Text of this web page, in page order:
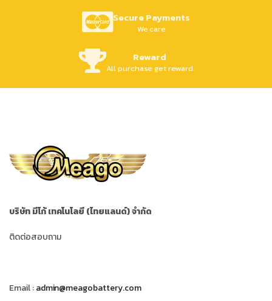
Secure Payments
We care
Reward
All purchase get reward
บริษัท มีโก้ เทคโนโลยี (ไทยแลนด์) จำกัด
ติดต่อสอบถาม
Email :admin@meagobattery.com